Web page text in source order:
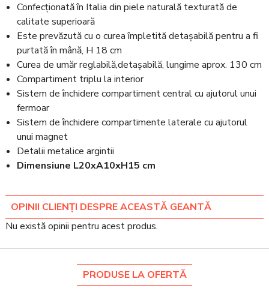
Confecționată în Italia din piele naturală texturată de
calitate superioară
Este prevăzută cu o curea împletită detașabilă pentru a fi
purtată în mână, H 18 cm
Curea de umăr reglabilă,detașabilă, lungime aprox. 130 cm
Compartiment triplu la interior
Sistem de închidere compartiment central cu ajutorul unui
fermoar
Sistem de închidere compartimente laterale cu ajutorul
unui magnet
Detalii metalice argintii
Dimensiune L20xA10xH15 cm
OPINII CLIENȚI DESPRE ACEASTĂ GEANTĂ
Nu există opinii pentru acest produs.
PRODUSE LA OFERTĂ